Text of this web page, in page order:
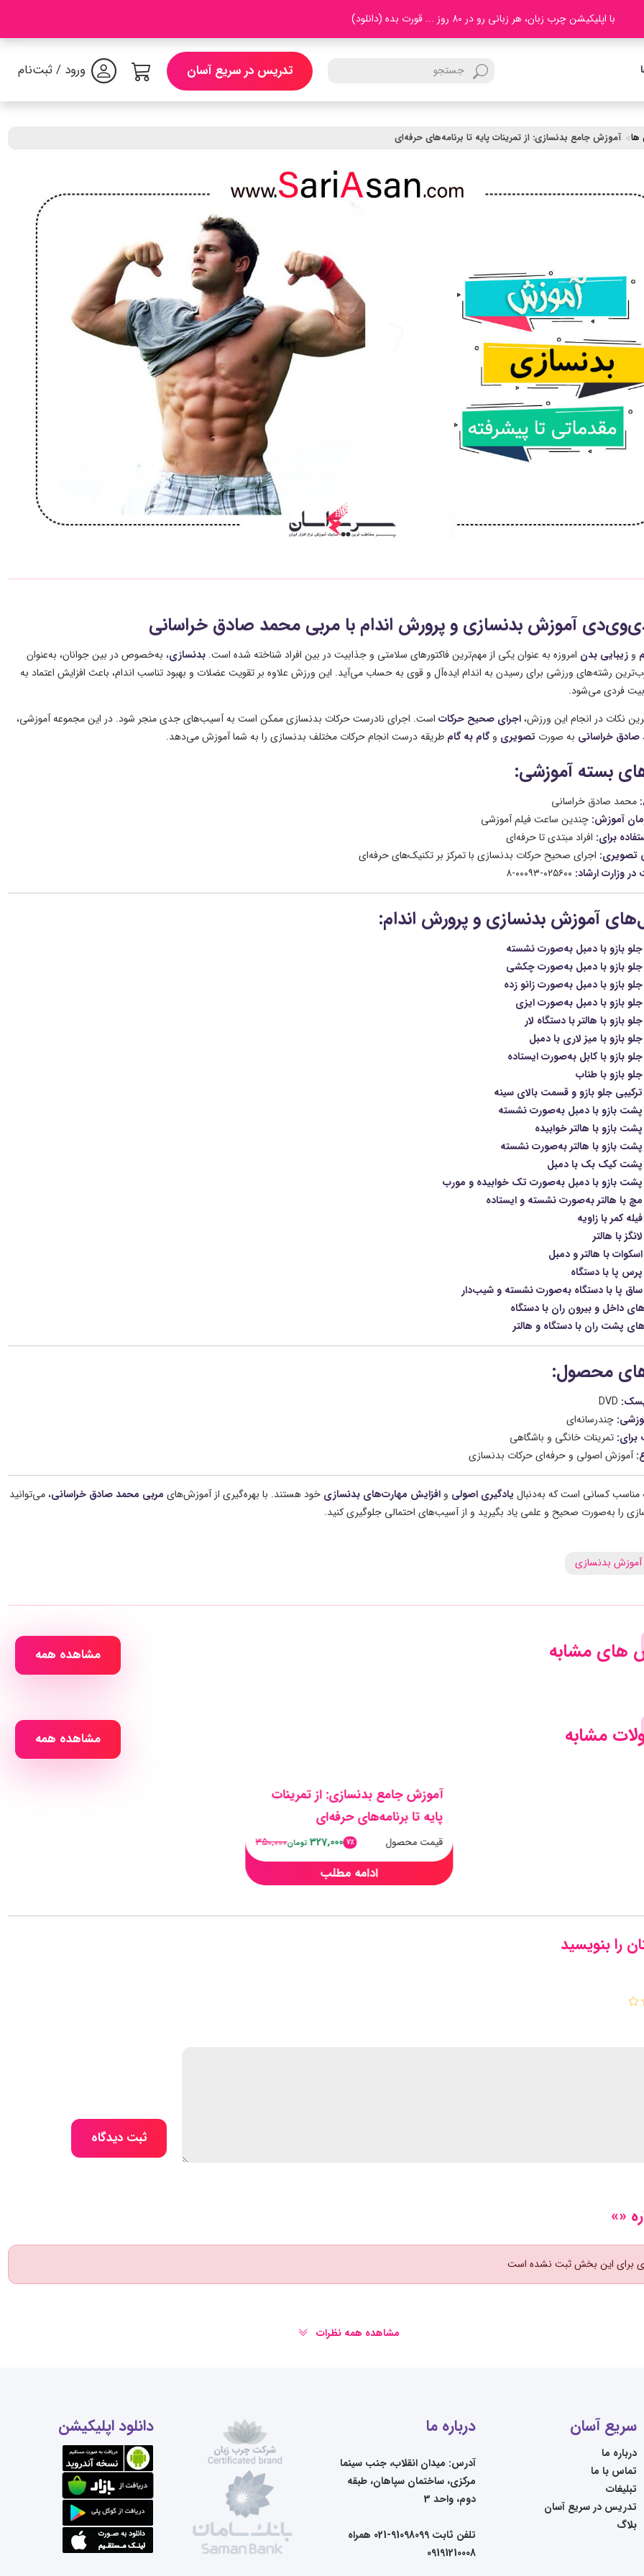
با اپلیکیشن چرب زبان، هر زبانی رو در 80 روز ... قورت بده (دانلود)
تدریس در سریع آسان ورود / ثبت‌نام
ها آموزش جامع بدنسازی: از تمرینات پایه تا برنامه‌های حرفه‌ای
آموزش بدنسازی و پرورش اندام با مربی محمد صادق خراسانی
وزیبایی بدن امروزه به عنوان یکی از مهم‌ترین فاکتورهای سلامتی و جذابیت در بین افراد شناخته شده است.بدنسازی، به‌خصوص در بین جوانان، به‌عنوان
رشته‌های ورزشی برای رسیدن به اندام ایده‌آل و قوی به حساب می‌آید. این ورزش علاوه بر تقویت عضلات و بهبود تناسب اندام، باعث افزایش اعتماد به
فردی می‌شود.
نکات در انجام این ورزش،اجرای صحیح حرکات است. اجرای نادرست حرکات بدنسازی ممکن است به آسیب‌های جدی منجر شود. در این مجموعه آموزشی،
خراسانی به صورت تصویری وگام به گام طریقه درست انجام حرکات مختلف بدنسازی را به شما آموزش می‌دهد.
بسته آموزشی:
محمد صادق خراسانی
آموزش: چندین ساعت فیلم آموزشی
برای: افراد مبتدی تا حرفه‌ای
تصویری: اجرای صحیح حرکات بدنسازی با تمرکز بر تکنیک‌های حرفه‌ای
وزارت ارشاد:
آموزش بدنسازی و پرورش اندام:
بازو با دمبل به‌صورت نشسته
بازو با دمبل به‌صورت چکشی
بازو با دمبل به‌صورت زانو زده
بازو با دمبل به‌صورت ایزی
بازو با هالتر با دستگاه لار
بازو با میز لاری با دمبل
بازو با کابل به‌صورت ایستاده
بازو با طناب
جلو بازو و قسمت بالای سینه
بازو با دمبل به‌صورت نشسته
بازو با هالتر خوابیده
بازو با هالتر به‌صورت نشسته
کیک بک با دمبل
بازو با دمبل به‌صورت تک خوابیده و مورب
با هالتر به‌صورت نشسته و ایستاده
کمر با زاویه
با هالتر
با هالتر و دمبل
پا با دستگاه
پا با دستگاه به‌صورت نشسته و شیب‌دار
داخل و بیرون ران با دستگاه
پشت ران با دستگاه و هالتر
محصول:
چندرسانه‌ای
تمرینات خانگی و باشگاهی
آموزش اصولی و حرفه‌ای حرکات بدنسازی
مناسب کسانی است که به‌دنبال یادگیری اصولی وافزایش مهارت‌های بدنسازی خود هستند. با بهره‌گیری از آموزش‌های مربی محمد صادق خراسانی، می‌توانید
را به‌صورت صحیح و علمی یاد بگیرید و از آسیب‌های احتمالی جلوگیری کنید.
آموزش بدنسازی
های مشابه مشاهده همه
مشابه مشاهده همه
آموزش جامع بدنسازی: از تمرینات
پایه تا برنامه‌های حرفه‌ای
قیمت محصول 7٪ 327,000 تومان350,000
ادامه مطلب
را بنویسید
ثبت دیدگاه
«»
برای این بخش ثبت نشده است
مشاهده همه نظرات
سریع آسان
درباره ما
تماس با ما
تبلیغات
تدریس در سریع آسان
بلاگ
درباره ما
آدرس: میدان انقلاب، جنب سینما
مرکزی، ساختمان سپاهان، طبقه
دوم، واحد 3
تلفن ثابت 91098099-021 همراه
09191210008
دانلود اپلیکیشن